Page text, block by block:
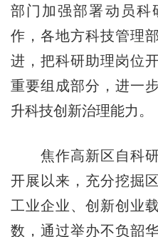
部门加强部署动员科
作，各地方科技管理
进，把科研助理岗位
重要组成部分，进一
升科技创新治理能力。
焦作高新区自科研
开展以来，充分挖掘
工业企业、创新创业
数，通过举办不负韶